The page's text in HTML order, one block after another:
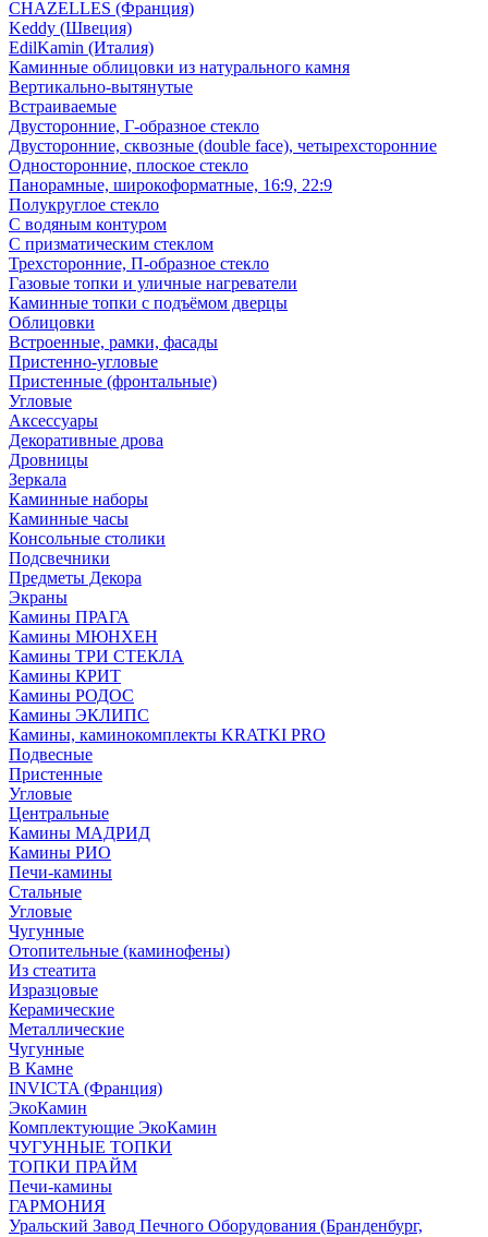
CHAZELLES (Франция)
Keddy (Швеция)
EdilKamin (Италия)
Каминные облицовки из натурального камня
Вертикально-вытянутые
Встраиваемые
Двусторонние, Г-образное стекло
Двусторонние, сквозные (double face), четырехсторонние
Односторонние, плоское стекло
Панорамные, широкоформатные, 16:9, 22:9
Полукруглое стекло
С водяным контуром
С призматическим стеклом
Трехсторонние, П-образное стекло
Газовые топки и уличные нагреватели
Каминные топки с подъёмом дверцы
Облицовки
Встроенные, рамки, фасады
Пристенно-угловые
Пристенные (фронтальные)
Угловые
Аксессуары
Декоративные дрова
Дровницы
Зеркала
Каминные наборы
Каминные часы
Консольные столики
Подсвечники
Предметы Декора
Экраны
Камины ПРАГА
Камины МЮНХЕН
Камины ТРИ СТЕКЛА
Камины КРИТ
Камины РОДОС
Камины ЭКЛИПС
Камины, каминокомплекты KRATKI PRO
Подвесные
Пристенные
Угловые
Центральные
Камины МАДРИД
Камины РИО
Печи-камины
Стальные
Угловые
Чугунные
Отопительные (каминофены)
Из стеатита
Изразцовые
Керамические
Металлические
Чугунные
В Камне
INVICTA (Франция)
ЭкоКамин
Комплектующие ЭкоКамин
ЧУГУННЫЕ ТОПКИ
ТОПКИ ПРАЙМ
Печи-камины
ГАРМОНИЯ
Уральский Завод Печного Оборудования (Бранденбург,